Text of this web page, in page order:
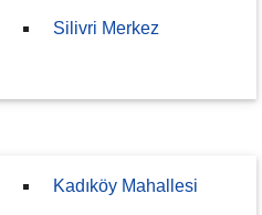
Silivri Merkez
Kadıköy Mahallesi